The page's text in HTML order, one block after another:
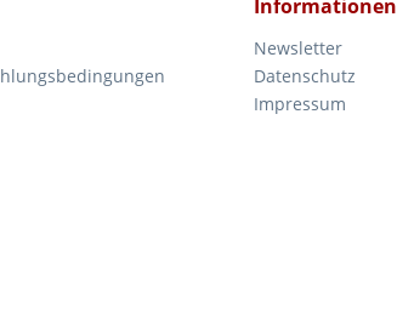
Informationen
Newsletter
Datenschutz
Impressum